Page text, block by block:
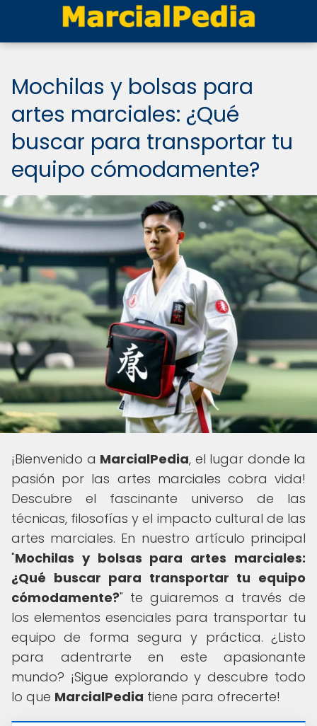
Mochilas y bolsas para
artes marciales: ¿Qué
buscar para transportar tu
equipo cómodamente?
¡Bienvenido a MarcialPedia, el lugar donde la
pasión por las artes marciales cobra vida!
Descubre el fascinante universo de las
técnicas, filosofías y el impacto cultural de las
artes marciales. En nuestro artículo principal
"Mochilas y bolsas para artes marciales:
¿Qué buscar para transportar tu equipo
cómodamente?" te guiaremos a través de
los elementos esenciales para transportar tu
equipo de forma segura y práctica. ¿Listo
para adentrarte en este apasionante
mundo? ¡Sigue explorando y descubre todo
lo que MarcialPedia tiene para ofrecerte!